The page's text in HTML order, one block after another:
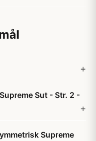
Sut - Str. 2 -
Supreme